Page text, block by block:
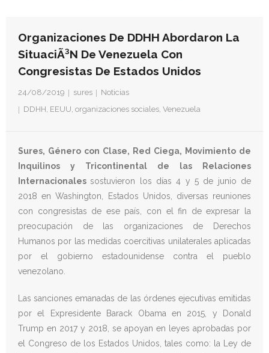
- Derechos Humanos en contextos de Violencia con
Fines PolÃ­ticos
- Derechos humanos y medidas coercitivas unilaterales
- BoletÃ­n Ida y vuelta
Noticias
Formación
Contacto
Documentación
Donativos
Organizaciones De DDHH Abordaron La
SituaciÃ³n De Venezuela Con
Congresistas De Estados Unidos
24/08/2019 sures
Noticias
DDHH, EEUU, organizaciones sociales, Venezuela
Sures, Género con Clase, Red Ciega, Movimiento de
Inquilinos y Tricontinental de las Relaciones
Internacionalessostuvieron los días 4 y 5 de junio de
2018 en Washington, Estados Unidos, diversas reuniones
con congresistas de ese país, con el fin de expresar la
preocupación de las organizaciones de Derechos
Humanos por las medidas coercitivas unilaterales aplicadas
por el gobierno estadounidense contra el pueblo
venezolano.
Las sanciones emanadas de las órdenes ejecutivas emitidas
por el Expresidente Barack Obama en 2015, y Donald
Trump en 2017 y 2018, se apoyan en leyes aprobadas por
el Congreso de los Estados Unidos, tales como: la Ley de